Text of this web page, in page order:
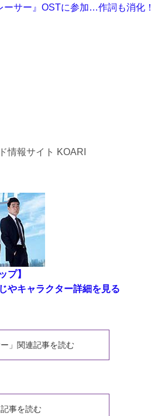
ーサー』OSTに参加…作詞も消化！
情報サイト KOARI
プ】
やキャラクター詳細を見る
」関連記事を読む
事を読む